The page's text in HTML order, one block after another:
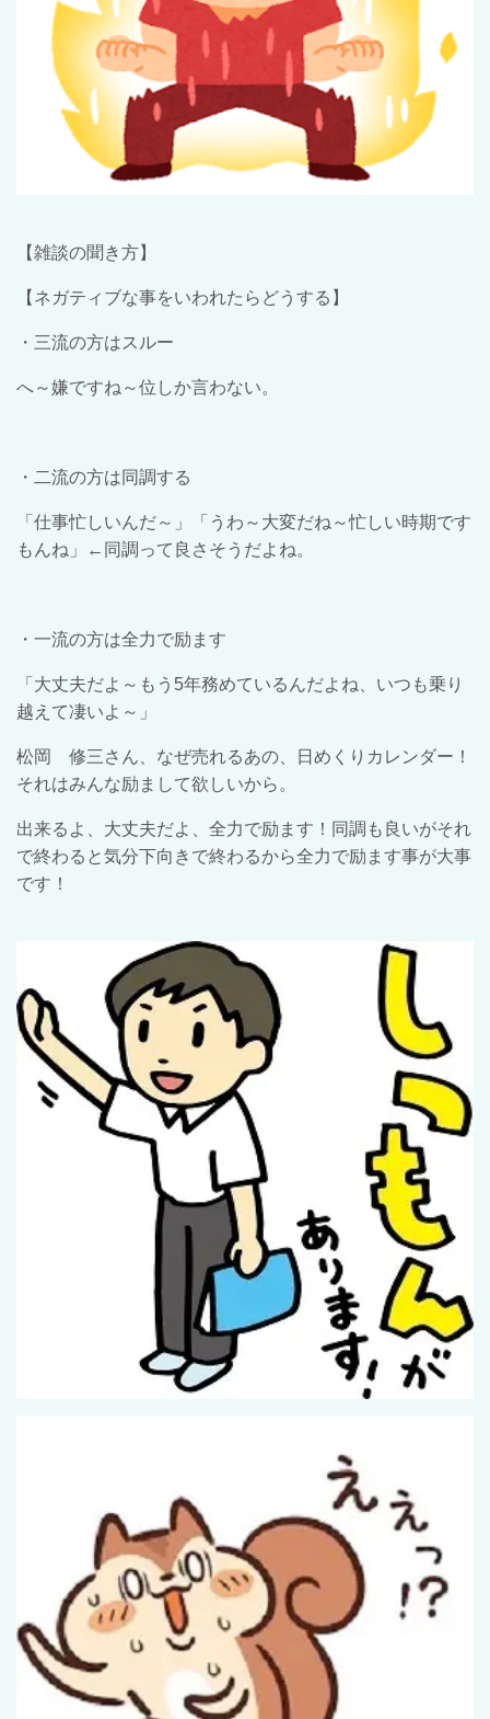
【雑談の聞き方】
【ネガティブな事をいわれたらどうする】
・三流の方はスルー
へ～嫌ですね～位しか言わない。
・二流の方は同調する
「仕事忙しいんだ～」「うわ～大変だね～忙しい時期です
もんね」←同調って良さそうだよね。
・一流の方は全力で励ます
「大丈夫だよ～もう 5年務めているんだよね、いつも乗り
越えて凄いよ～」
松岡 修三さん、なぜ売れるあの、日めくりカレンダー！
それはみんな励まして欲しいから。
出来るよ、大丈夫だよ、全力で励ます！同調も良いがそれ
で終わると気分下向きで終わるから全力で励ます事が大事
です！